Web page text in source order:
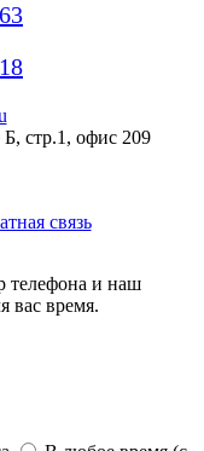
стр.1, офис 209
связь
телефона и наш
вас время.